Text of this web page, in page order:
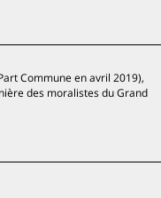
Commune en avril 2019),
des moralistes du Grand